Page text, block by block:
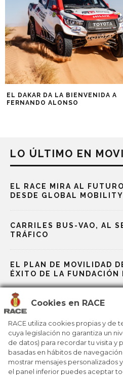
Cookies en RACE
RACE utiliza cookies propias y de
cuya legislación no garantiza un
de datos) para recordar tu visita y
basadas en hábitos de
mostrar mensajes personalizados
el panel inferior puedes aceptar
EL DAKAR DA LA BIENVENIDA A
FERNANDO ALONSO
LO ÚLTIMO EN
EL RACE MIRA AL
DESDE GLOBAL
CARRILES BUS-VAO, AL
TRÁFICO
EL PLAN DE MOVILIDAD
ÉXITO DE LA FUNDACIÓN
LA NUEVA MOVILIDAD
LOS VEHÍCULOS DE
PODRÁN ACCEDER A LAS
PROPUESTA DEL RACE